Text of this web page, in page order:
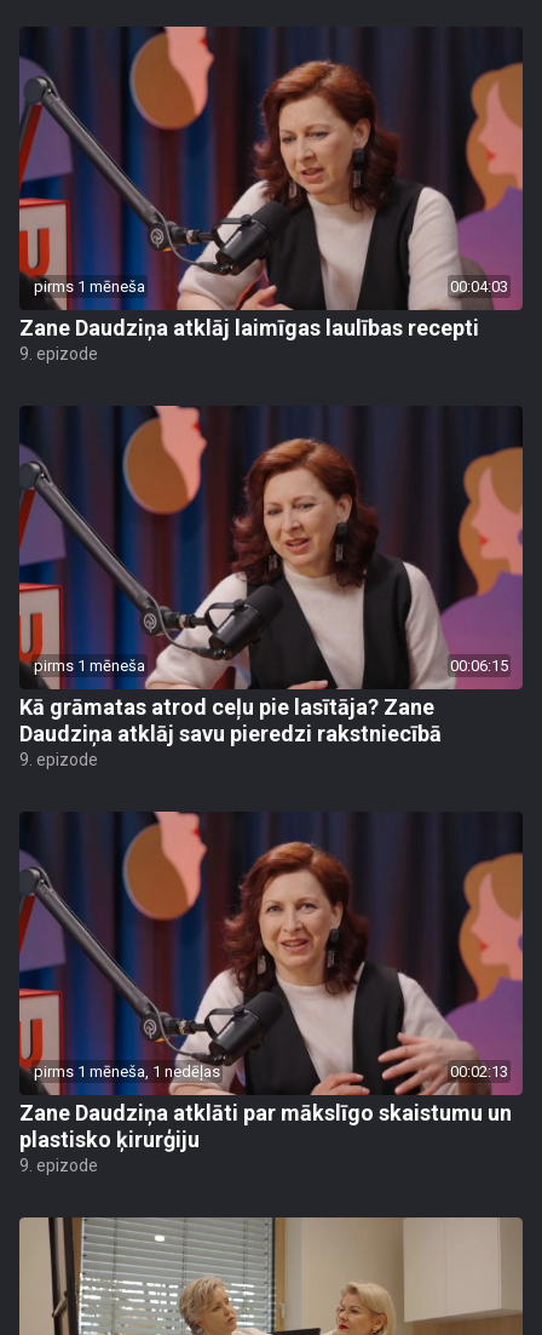
pirms 1 mēneša 00:04:03
Zane Daudziņa atklāj laimīgas laulības recepti
9. epizode
pirms 1 mēneša 00:06:15
Kā grāmatas atrod ceļu pie lasītāja? Zane
Daudziņa atklāj savu pieredzi rakstniecībā
9. epizode
pirms 1 mēneša, 1 nedēļas 00:02:13
Zane Daudziņa atklāti par mākslīgo skaistumu un
plastisko ķirurģiju
9. epizode